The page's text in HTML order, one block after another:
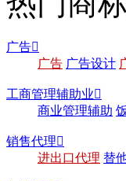
广告
广告 广告设计
工商管理辅助业
商业管理辅助
销售代理
进出口代理 替